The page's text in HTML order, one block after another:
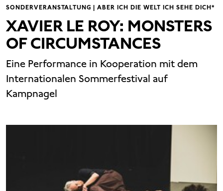
SONDERVERANSTALTUNG | ABER ICH DIE WELT ICH SEHE DICH*
XAVIER LE ROY: MONSTERS
OF CIRCUMSTANCES
Eine Performance in Kooperation mit dem
Internationalen Sommerfestival auf
Kampnagel